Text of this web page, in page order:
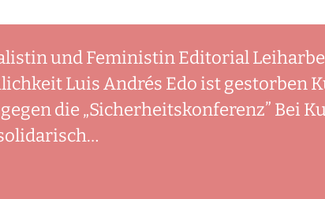
und Feministin Editorial
Luis Andrés Edo ist gestorben
die „Sicherheitskonferenz” Bei